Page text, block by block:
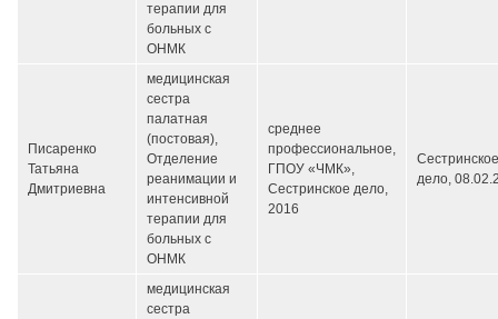
терапии для
больных с
ОНМК
Писаренко
Татьяна
Дмитриевна
медицинская
сестра
палатная
(постовая),
Отделение
реанимации и
интенсивной
терапии для
больных с
ОНМК
среднее
профессиональное,
ГПОУ «ЧМК»,
Сестринское дело,
2016
Сестринское
дело,
медицинская
сестра